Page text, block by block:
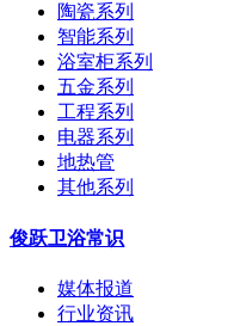
陶瓷系列
智能系列
浴室柜系列
五金系列
工程系列
电器系列
地热管
其他系列
俊跃卫浴常识
媒体报道
行业资讯